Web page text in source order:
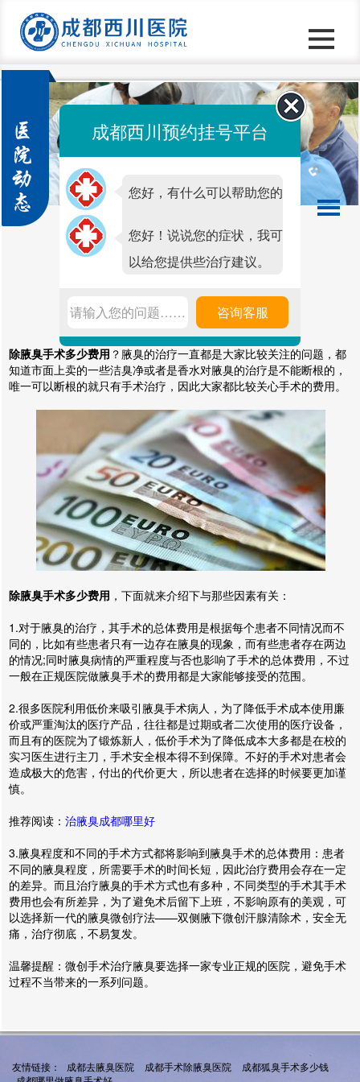
除腋臭手术多少费用呢
发表时间：2019-12-25 11:00 点击次数：139
除腋臭手术多少费用 ？腋臭的治疗一直都是大家比较关注的问题，都
知道市面上卖的一些洁臭净或者是香水对腋臭的治疗是不能断根的，
唯一可以断根的就只有手术治疗，因此大家都比较关心手术的费用。
除腋臭手术多少费用 ，下面就来介绍下与那些因素有关：
1.对于腋臭的治疗，其手术的总体费用是根据每个患者不同情况而不
同的，比如有些患者只有一边存在腋臭的现象，而有些患者存在两边
的情况;同时腋臭病情的严重程度与否也影响了手术的总体费用，不过
一般在正规医院做腋臭手术的费用都是大家能够接受的范围。
2.很多医院利用低价来吸引腋臭手术病人，为了降低手术成本使用廉
价或严重淘汰的医疗产品，往往都是过期或者二次使用的医疗设备，
而且有的医院为了锻炼新人，低价手术为了降低成本大多都是在校的
实习医生进行主刀，手术安全根本得不到保障。不好的手术对患者会
造成极大的危害，付出的代价更大，所以患者在选择的时候要更加谨
慎。
推荐阅读： 治腋臭成都哪里好
3.腋臭程度和不同的手术方式都将影响到腋臭手术的总体费用：患者
不同的腋臭程度，所需要手术的时间长短，因此治疗费用会存在一定
的差异。而且治疗腋臭的手术方式也有多种，不同类型的手术其手术
费用也会有所差异，为了避免术后留下上班，不影响原有的美观，可
以选择新一代的腋臭微创疗法——双侧腋下微创汗腺清除术，安全无
痛，治疗彻底，不易复发。
温馨提醒：微创手术治疗腋臭要选择一家专业正规的医院，避免手术
过程不当带来的一系列问题。
友情链接： 成都去腋臭医院 成都手术除腋臭医院
成都狐臭手术多少钱
成都西川预约挂号平台
您好，有什么可以帮助您的
吗？
您好！说说您的症状，我可
以给您提供些治疗建议。
请输入您的问题…… 咨询客服